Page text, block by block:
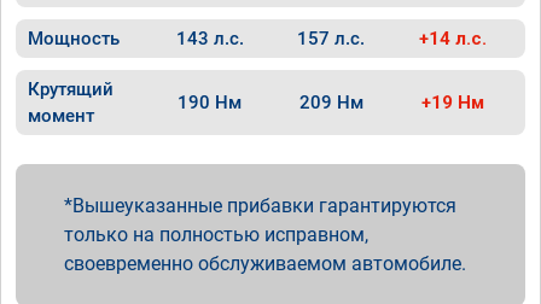
Мощность 143 л.с. 157 л.с. +14 л.с.
Крутящий
момент
190 Нм 209 Нм +19 Нм
Вышеуказанные прибавки гарантируются
только на полностью исправном,
своевременно обслуживаемом автомобиле.